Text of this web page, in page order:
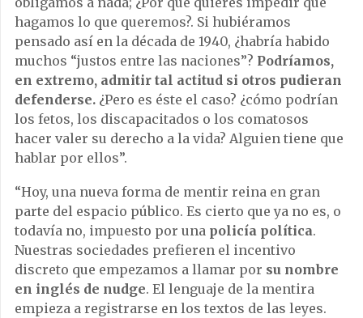
hagamos lo que queremos?. Si hubiéramos
pensado así en la década de 1940, ¿habría habido
muchos “justos entre las naciones”? Podríamos,
en extremo, admitir tal actitud si otros pudieran
defenderse. ¿Pero es éste el caso? ¿cómo podrían
los fetos, los discapacitados o los comatosos
hacer valer su derecho a la vida? Alguien tiene que
hablar por ellos”.
“Hoy, una nueva forma de mentir reina en gran
parte del espacio público. Es cierto que ya no es, o
todavía no, impuesto por una policía política.
Nuestras sociedades prefieren el incentivo
discreto que empezamos a llamar por su nombre
en inglés de nudge. El lenguaje de la mentira
empieza a registrarse en los textos de las leyes.